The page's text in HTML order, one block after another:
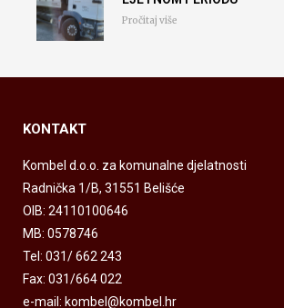
Pročitaj više
KONTAKT
Kombel d.o.o. za komunalne djelatnosti
Radnička 1/B, 31551 Belišće
OIB: 24110100646
MB: 0578746
Tel: 031/ 662 243
Fax: 031/664 022
e-mail: kombel@kombel.hr